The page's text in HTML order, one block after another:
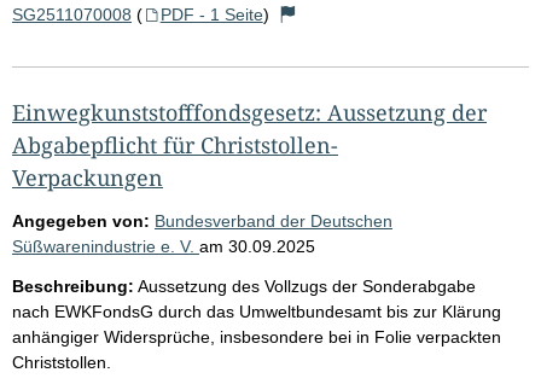
SG2511070008 ( PDF - 1 Seite)
Einwegkunststofffondsgesetz: Aussetzung der
Abgabepflicht für Christstollen-
Verpackungen
Angegeben von: Bundesverband der Deutschen
Süßwarenindustrie e. V. am 30.09.2025
Beschreibung: Aussetzung des Vollzugs der Sonderabgabe
nach EWKFondsG durch das Umweltbundesamt bis zur Klärung
anhängiger Widersprüche, insbesondere bei in Folie verpackten
Christstollen.